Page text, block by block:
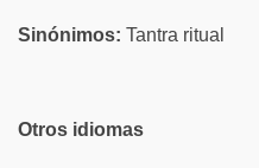
Sinónimos: Tantra ritual
Otros idiomas